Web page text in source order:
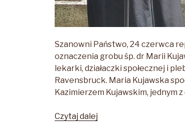
Szanowni Państwo, 24 czerwca
oznaczenia grobu śp. dr Marii
lekarki, działaczki społecznej i
Ravensbruck. Maria Kujawska
Kazimierzem Kujawskim, jednym
Czytaj dalej